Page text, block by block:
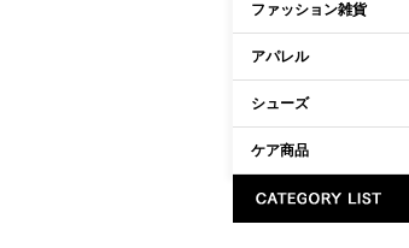
ファッション雑貨
アパレル
シューズ
ケア商品